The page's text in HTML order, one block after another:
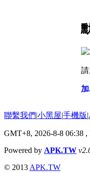
聯繫我們|小黑屋|手機版|
GMT+8, 2026-8-8 06:38 ,
Powered by APK.TW
© 2013 APK.TW